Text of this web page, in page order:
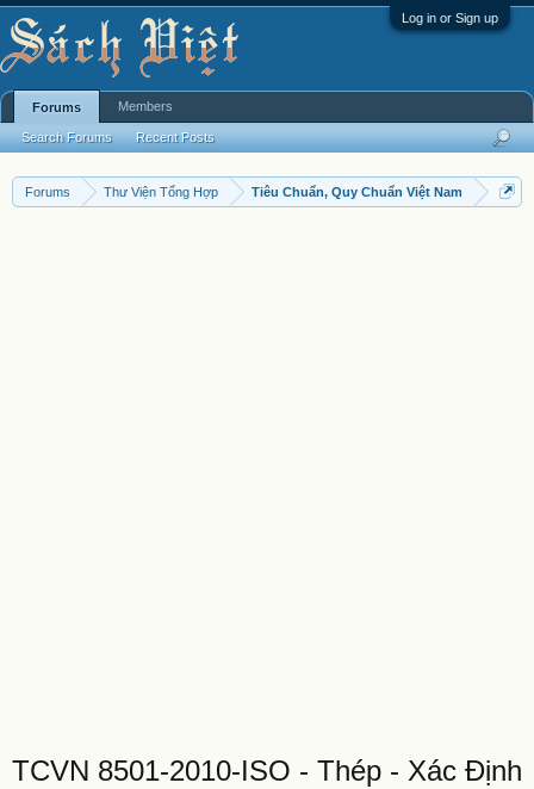
Log in or Sign up
Forums Thư Viện Tổng Hợp Tiêu Chuẩn, Quy Chuẩn Việt Nam
TCVN 8501-2010-ISO - Thép - Xác Định
Forums
Search Forums Recent Posts
Members